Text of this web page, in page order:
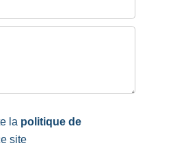
la politique de
site